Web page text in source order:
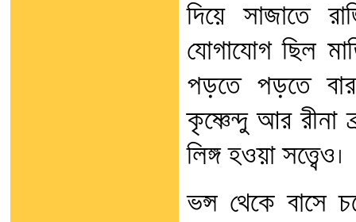
দিয়ে সাজাতে
যোগাযোগ ছিল
পড়তে পড়তে বার
কৃষ্ণেন্দু আর রীনা
লিঙ্গ হওয়া সত্ত্বেও।
ভন্স থেকে বাসে